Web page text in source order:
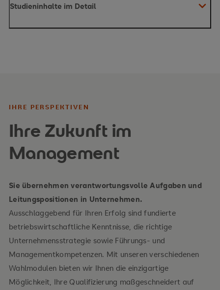
Studieninhalte im Detail
IHRE PERSPEKTIVEN
Ihre Zukunft im
Management
Sie übernehmen verantwortungsvolle Aufgaben und
Leitungspositionen in Unternehmen.
Ausschlaggebend für Ihren Erfolg sind fundierte
betriebswirtschaftliche Kenntnisse, die richtige
Unternehmensstrategie sowie Führungs- und
Managementkompetenzen. Mit unseren verschiedenen
Wahlmodulen bieten wir Ihnen die einzigartige
Möglichkeit, Ihre Qualifizierung maßgeschneidert auf